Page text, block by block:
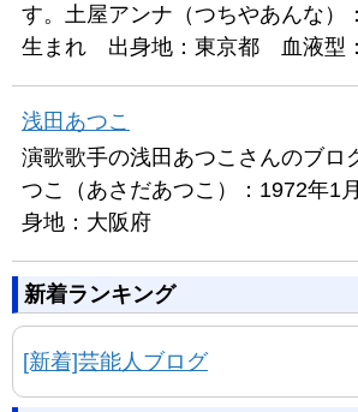
す。土屋アンナ（つちやあんな）
生まれ 出身地：東京都 血液型
浅田あつこ
演歌歌手の浅田あつこさんのブロ
つこ（あさだあつこ）：1972年1
身地：大阪府
新着ランキング
[新着]芸能人ブログ